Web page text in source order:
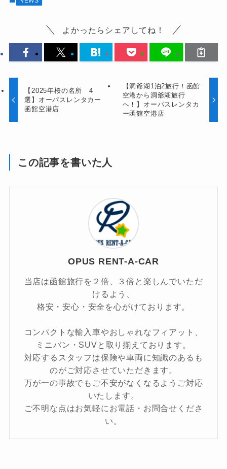
よかったらシェアしてね！
【2025年桜の名所 4
選】オーパスレンタカー
函館空港店
【洞爺湖1泊2旅行！函館
空港から洞爺湖旅行
へ！】オーパスレンタカ
ー函館空港店
この記事を書いた人
OPUS RENT-A-CAR
当店は函館旅行を２倍、３倍と楽しんでいただ
けるよう、
格安・安心・安全を心がけております。
コンパクトな輸入車やおしゃれなフィアット、
ミニバン・SUVと取り揃えております。
対応するスタッフは保険や車両に知識のあるも
のがご対応させていただきます。
万が一の事故でもご不安がなくなるようご対応
いたします。
ご不明な点はお気軽にお電話・お問合せくださ
い。